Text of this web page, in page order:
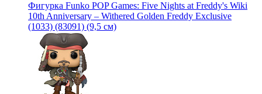
Фигурка Funko POP Games: Five Nights at Freddy's Wiki
10th Anniversary – Withered Golden Freddy Exclusive
(1033) (83091) (9,5 см)